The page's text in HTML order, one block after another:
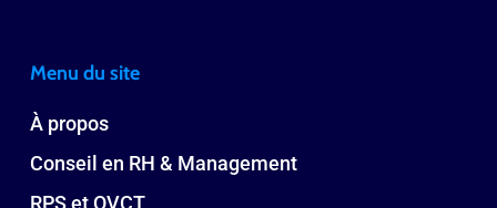
Menu du site
À propos
Conseil en RH & Management
RPS et QVCT